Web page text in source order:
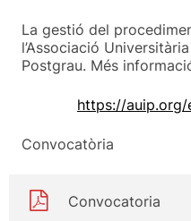
La gestió del
l’Associació
Postgrau. Més
https://
Convocatòria
Convocatoria